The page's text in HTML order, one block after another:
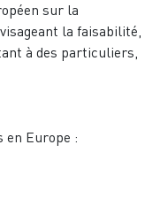
sur la
la faisabilité,
à des particuliers,
en Europe :